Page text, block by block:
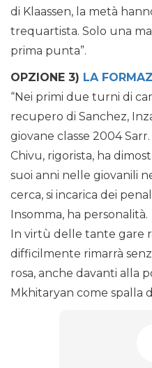
di Klaassen, la metà
trequartista. Solo una
prima punta”.
OPZIONE 3) LA
“Nei primi due turni di
recupero di Sanchez,
giovane classe 2004
Chivu, rigorista, ha
suoi anni nelle giovanili
cerca, si incarica dei
Insomma, ha personalità.
In virtù delle tante gare
difficilmente rimarrà
rosa, anche davanti alla
Mkhitaryan come spalla